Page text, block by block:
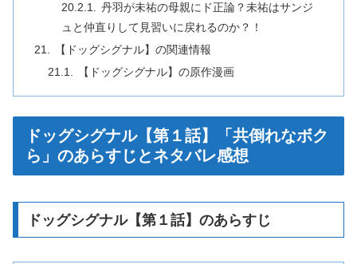
丹羽が未祐の母親にド正論？未祐はサンジ
ュと仲直りして見習いに戻れるのか？！
【ドッグシグナル】の関連情報
【ドッグシグナル】の原作漫画
ドッグシグナル【第１話】「共倒れなボク
ら」のあらすじとネタバレ感想
ドッグシグナル【第１話】のあらすじ